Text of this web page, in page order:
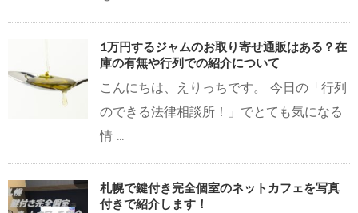
1万円するジャムのお取り寄せ通販はある？在
庫の有無や行列での紹介について
こんにちは、えりっちです。 今日の「行列
のできる法律相談所！」でとても気になる
情 ...
札幌で鍵付き完全個室のネットカフェを写真
付きで紹介します！